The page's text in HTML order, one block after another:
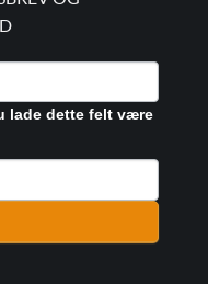
lade dette felt være